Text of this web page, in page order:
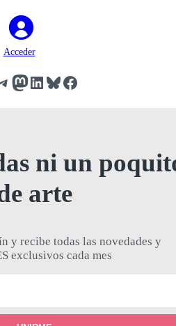
Acceder
Mastodon
LinkedIn
Bluesky
Facebook
ni un
arte
y recibe todas las novedades y
exclusivos cada mes